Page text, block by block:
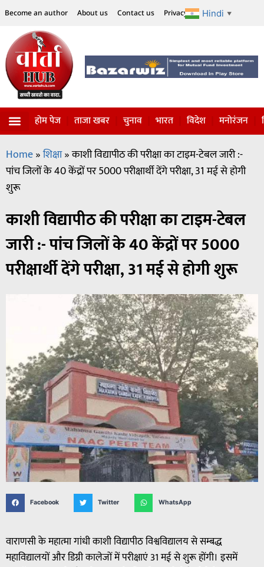
Become an author About us Contact us Privacy Policy Disclaimer
Hindi ▼
होम पेज ताजा खबर चुनाव भारत विदेश मनोरंजन
Home»शिक्षा»काशी विद्यापीठ की परीक्षा का टाइम-टेबल जारी :-
पांच जिलों के 40 केंद्रों पर 5000 परीक्षार्थी देंगे परीक्षा, 31 मई से होगी
शुरू
काशी विद्यापीठ की परीक्षा का टाइम-टेबल
जारी :- पांच जिलों के 40 केंद्रों पर 5000
परीक्षार्थी देंगे परीक्षा, 31 मई से होगी शुरू
Facebook Twitter WhatsApp
वाराणसी के महात्मा गांधी काशी विद्यापीठ विश्वविद्यालय से सम्बद्ध
महाविद्यालयों और डिग्री कालेजों में परीक्षाएं 31 मई से शुरू होंगी। इसमें